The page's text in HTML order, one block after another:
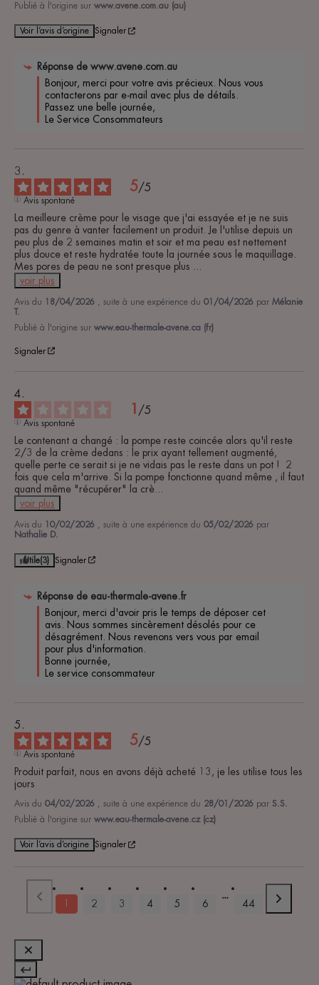
Publié à l'origine sur www.avene.com.au (au)
Voir l’avis d’origine Signaler
Réponse de www.avene.com.au
Bonjour, merci pour votre avis précieux. Nous vous
contacterons par e-mail avec plus de détails.
Passez une belle journée,
Le Service Consommateurs
5/5
Avis spontané
La meilleure crème pour le visage que j'ai essayée et je ne suis
pas du genre à vanter facilement un produit. Je l'utilise depuis un
peu plus de 2 semaines matin et soir et ma peau est nettement
plus douce et reste hydratée toute la journée sous le maquillage.
Mes pores de peau ne sont presque plus
voir plus
Avis du 18/04/2026 , suite à une expérience du 01/04/2026 par Mélanie
T.
Publié à l'origine sur www.eau-thermale-avene.ca (fr)
Signaler
1 /5
Avis spontané
Le contenant a changé : la pompe reste coincée alors qu'il reste
2/3 de la crème dedans : le prix ayant tellement augmenté,
quelle perte ce serait si je ne vidais pas le reste dans un pot !  2
fois que cela m'arrive. Si la pompe fonctionne quand même , il faut
quand même "récupérer" la crè
voir plus
Avis du 10/02/2026 , suite à une expérience du 05/02/2026 par
Nathalie D.
Utile(3) Signaler
Réponse de eau-thermale-avene.fr
Bonjour, merci d'avoir pris le temps de déposer cet
avis. Nous sommes sincèrement désolés pour ce
désagrément. Nous revenons vers vous par email
pour plus d'information.
Bonne journée,
Le service consommateur
5/5
Avis spontané
Produit parfait, nous en avons déjà acheté 13, je les utilise tous les
jours
Avis du 04/02/2026 , suite à une expérience du 28/01/2026 par S.S.
Publié à l'origine sur www.eau-thermale-avene.cz (cz)
Voir l’avis d’origine Signaler
2 3 4 5 6 44